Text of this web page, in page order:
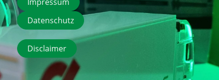
Datenschutz
Disclaimer